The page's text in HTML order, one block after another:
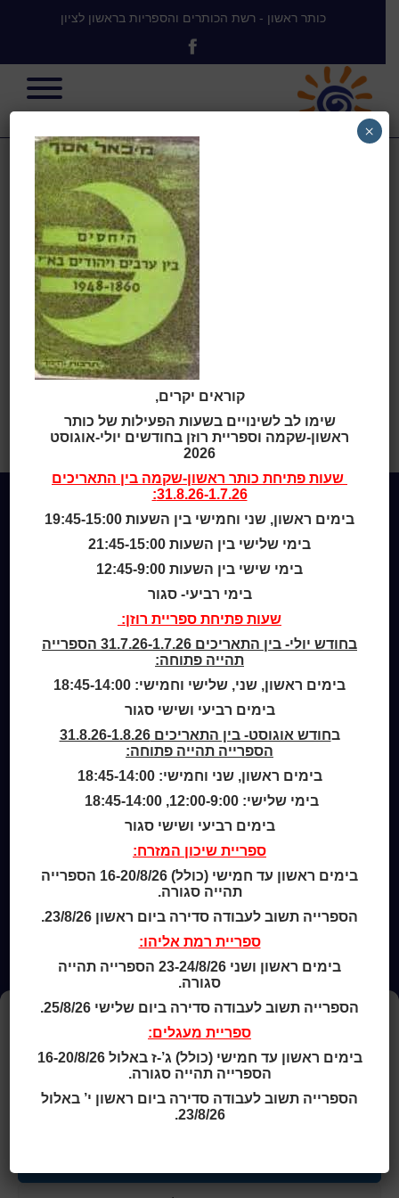
ניהול העדפות עוגיות
לשמירת מידע על המכשיר שלך ולניתוח השימוש באתר.
הסכמה לשימוש בעוגיות מאפשרת לנו לשפר את השירותים והתוכן.
אי הסכמה עלולה להשפיע על חלק מהפונקציות באתר.
מדיניות הפרטיותו-מדיניות העוגיות
כותר ראשון - רשת הכותרים והספריות בראשון לציון
היחסים בין
יהודים לערבים
בארץ ישראל
היחסים בין ערבים ויהודים
היחסים בין יהודים לערבים בארץ
ישראל
מידע לנרשמים
שעות סיפור
ספרים דיגיטליים
המומחה לשירותך
מדיניות הפרטיות
מדיניות שימוש בקבצי קוקיז (Cookies Policy)
© כל הזכויות שמורות לכותר ראשון
קוראים יקרים,
שימו לב לשינויים בשעות הפעילות של כותר
ראשון-שקמה וספריית רוזן בחודשים יולי-אוגוסט
2026
שעות פתיחת כותר ראשון-שקמה בין התאריכים
31.8.26-1.7.26:
בימים ראשון, שני וחמישי בין השעות 19:45-15:00
בימי שלישי בין השעות 21:45-15:00
בימי שישי בין השעות 12:45-9:00
בימי רביעי- סגור
שעות פתיחת ספריית רוזן:
בחודש יולי- בין התאריכים 31.7.26-1.7.26 הספרייה
תהייה פתוחה:
בימים ראשון, שני, שלישי וחמישי: 18:45-14:00
בימים רביעי ושישי סגור
ב
חודש אוגוסט- בין התאריכים 31.8.26-1.8.26
הספרייה תהייה פתוחה:
בימים ראשון, שני וחמישי: 18:45-14:00
בימי שלישי: 12:00-9:00, 18:45-14:00
בימים רביעי ושישי סגור
ספריית שיכון המזרח:
בימים ראשון עד חמישי (כולל) 16-20/8/26 הספרייה
תהייה סגורה.
הספרייה תשוב לעבודה סדירה ביום ראשון 23/8/26.
ספריית רמת אליהו:
בימים ראשון ושני 23-24/8/26 הספרייה תהייה
סגורה.
הספרייה תשוב לעבודה סדירה ביום שלישי 25/8/26.
ספריית מעגלים:
בימים ראשון עד חמישי (כולל) ג’-ז באלול 16-20/8/26
הספרייה תהייה סגורה.
הספרייה תשוב לעבודה סדירה ביום ראשון י’ באלול
23/8/26.
×